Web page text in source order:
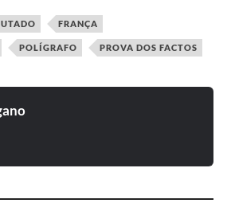
FRANÇA
POLÍGRAFO PROVA DOS FACTOS